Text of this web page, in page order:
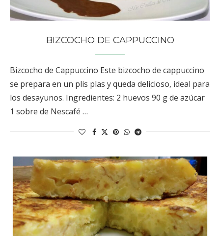
BIZCOCHO DE CAPPUCCINO
Bizcocho de Cappuccino Este bizcocho de cappuccino
se prepara en un plis plas y queda delicioso, ideal para
los desayunos. Ingredientes: 2 huevos 90 g de azúcar
1 sobre de Nescafé …